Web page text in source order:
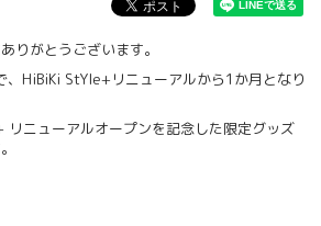
りがとうございます。
HiBiKi StYle+リニューアルから1か月となり
ニューアルオープンを記念した限定グッズ